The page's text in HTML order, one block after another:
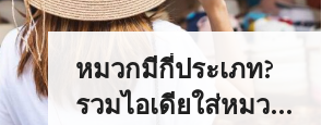
หมวกมีกี่ประเภท?
รวมไอเดียใส่หมวก